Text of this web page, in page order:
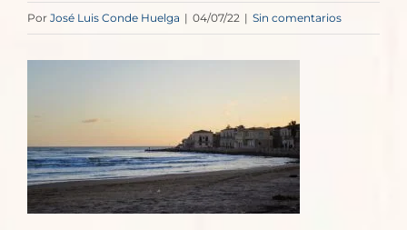
Por José Luis Conde Huelga | 04/07/22 | Sin comentarios